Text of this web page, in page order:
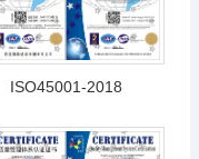
ISO45001-2018